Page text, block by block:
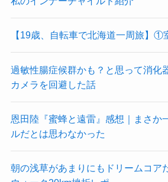
【19歳、自転車で北海道一周旅】①
過敏性腸症候群かも？と思って消化
カメラを回避した話
恩田陸『蜜蜂と遠雷』感想｜まさか
ルだとは思わなかった
朝の浅草があまりにもドリームコア